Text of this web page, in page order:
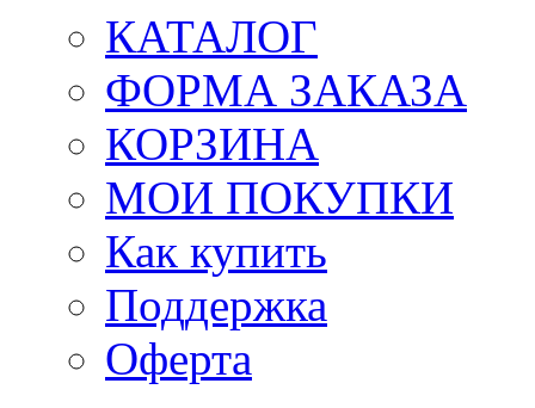
КАТАЛОГ
ФОРМА ЗАКАЗА
КОРЗИНА
МОИ ПОКУПКИ
Как купить
Поддержка
Оферта